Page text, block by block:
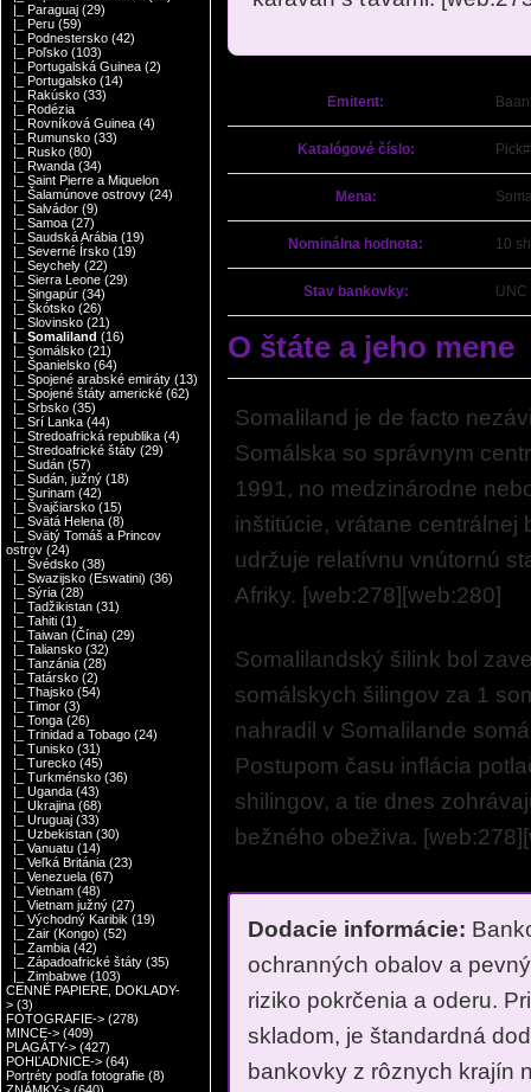
|_ Paraguaj (29)
|_ Peru (59)
|_ Podnestersko (42)
|_ Poľsko (103)
|_ Portugalská Guinea (2)
|_ Portugalsko (14)
|_ Rakúsko (33)
|_ Rodézia
|_ Rovníková Guinea (4)
|_ Rumunsko (33)
|_ Rusko (80)
|_ Rwanda (34)
|_ Saint Pierre a Miquelon
|_ Šalamúnove ostrovy (24)
|_ Salvádor (9)
|_ Samoa (27)
|_ Saudská Arábia (19)
|_ Severné Írsko (19)
|_ Seychely (22)
|_ Sierra Leone (29)
|_ Singapúr (34)
|_ Škótsko (26)
|_ Slovinsko (21)
|_ Somaliland (16)
|_ Somálsko (21)
|_ Španielsko (64)
|_ Spojené arabské emiráty (13)
|_ Spojené štáty americké (62)
|_ Srbsko (35)
|_ Srí Lanka (44)
|_ Stredoafrická republika (4)
|_ Stredoafrické štáty (29)
|_ Sudán (57)
|_ Sudán, južný (18)
|_ Surinam (42)
|_ Švajčiarsko (15)
|_ Svätá Helena (8)
|_ Svätý Tomáš a Princov
ostrov (24)
|_ Švédsko (38)
|_ Swazijsko (Eswatini) (36)
|_ Sýria (28)
|_ Tadžikistan (31)
|_ Tahiti (1)
|_ Taiwan (Čína) (29)
|_ Taliansko (32)
|_ Tanzánia (28)
|_ Tatársko (2)
|_ Thajsko (54)
|_ Timor (3)
|_ Tonga (26)
|_ Trinidad a Tobago (24)
|_ Tunisko (31)
|_ Turecko (45)
|_ Turkménsko (36)
|_ Uganda (43)
|_ Ukrajina (68)
|_ Uruguaj (33)
|_ Uzbekistan (30)
|_ Vanuatu (14)
|_ Veľká Británia (23)
|_ Venezuela (67)
|_ Vietnam (48)
|_ Vietnam južný (27)
|_ Východný Karibik (19)
|_ Zair (Kongo) (52)
|_ Zambia (42)
|_ Západoafrické štáty (35)
|_ Zimbabwe (103)
CENNÉ PAPIERE, DOKLADY-
> (3)
FOTOGRAFIE-> (278)
MINCE-> (409)
PLAGÁTY-> (427)
POHĽADNICE-> (64)
Portréty podľa fotografie (8)
Emitent:
Katalógové číslo:
Mena:
Nominálna hodnota: 10
Stav bankovky: UNC
O štáte a jeho mene
Somaliland je de facto
Somálska so správnym
1991, no medzinárodne
inštitúcie, vrátane centrálnej
udržuje relatívnu vnútornú
Afriky. [web:278][web:280]
Somalilandský šilink bol
somálskych šilingov za 1
nahradil v Somalilande
Postupom času inflácia
shilingov, a tie dnes
bežného obeživa.
Dodacie informácie:
ochranných obalov a
riziko pokrčenia a oderu.
skladom, je štandardná
bankovky z rôznych krajín